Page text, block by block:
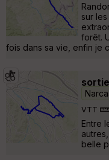
sur
forêt.
fois dans sa vie, enfin je
VTT
Entre
belle